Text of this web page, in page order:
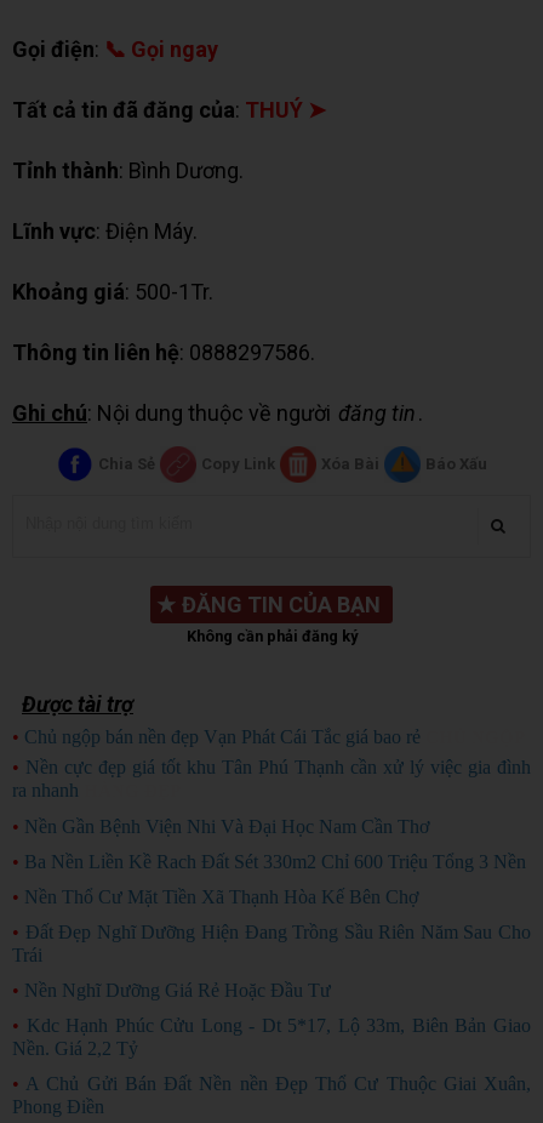
Gọi điện: 📞 Gọi ngay
Tất cả tin đã đăng của: THUÝ ➤
Tỉnh thành: Bình Dương.
Lĩnh vực: Điện Máy.
Khoảng giá: 500-1Tr.
Thông tin liên hệ: 0888297586.
Ghi chú: Nội dung thuộc về người đăng tin.
Chia Sẻ Copy Link Xóa Bài Báo Xấu
★ ĐĂNG TIN CỦA BẠN
Không cần phải đăng ký
Được tài trợ
• Chủ ngộp bán nền đẹp Vạn Phát Cái Tắc giá bao rẻ
• Nền cực đẹp giá tốt khu Tân Phú Thạnh cần xử lý việc gia đình
ra nhanh
• Nền Gần Bệnh Viện Nhi Và Đại Học Nam Cần Thơ
• Ba Nền Liền Kề Rach Đất Sét 330m2 Chỉ 600 Triệu Tổng 3 Nền
• Nền Thổ Cư Mặt Tiền Xã Thạnh Hòa Kế Bên Chợ
• Đất Đẹp Nghĩ Dưỡng Hiện Đang Trồng Sầu Riên Năm Sau Cho
Trái
• Nền Nghĩ Dưỡng Giá Rẻ Hoặc Đầu Tư
• Kdc Hạnh Phúc Cửu Long - Dt 5*17, Lộ 33m, Biên Bản Giao
Nền. Giá 2,2 Tỷ
• A Chủ Gửi Bán Đất Nền nền Đẹp Thổ Cư Thuộc Giai Xuân,
Phong Điền